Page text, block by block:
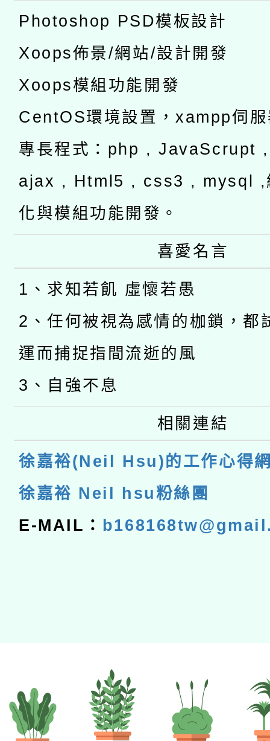
Photoshop PSD模板設計
Xoops佈景/網站/設計開發
Xoops模組功能開發
CentOS環境設置，xampp伺
專長程式：php , JavaScrupt
ajax , Html5 , css3 , mysql ,
化與模組功能開發。
喜愛名言
1、求知若飢 虛懷若愚
2、任何被視為感情的枷鎖，都
運而捕捉指間流逝的風
3、自強不息
相關連結
徐嘉裕(Neil Hsu)的工作心得
徐嘉裕 Neil hsu粉絲團
E-MAIL：